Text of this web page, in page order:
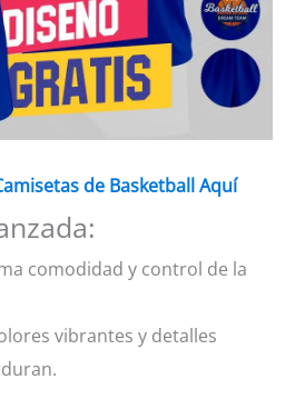
de Basketball Aquí
comodidad y control de la
vibrantes y detalles